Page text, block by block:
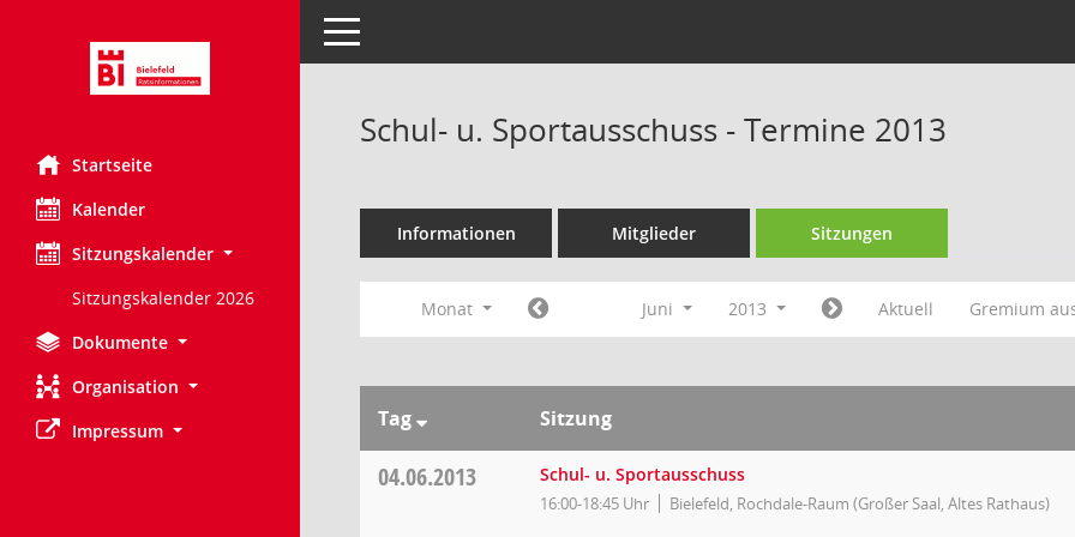
Startseite
Kalender
Sitzungskalender
Sitzungskalender 2026
Dokumente
Organisation
Impressum
Toggle navigation
Schul- u. Sportausschuss - Termine 2013
Informationen Mitglieder Sitzungen
Monat Juni 2013 Aktuell Gremium
Tag Sitzung
04.06.2013 Schul- u. Sportausschuss
16:00-18:45 Uhr Bielefeld, Rochdale-Raum (Großer Saal, Altes Rathaus)